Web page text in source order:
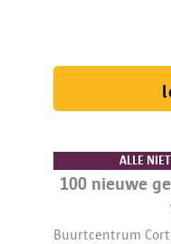
ALLE
100 nieuwe
Buurtcentrum